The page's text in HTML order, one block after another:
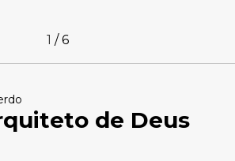
1 /6
de Deus